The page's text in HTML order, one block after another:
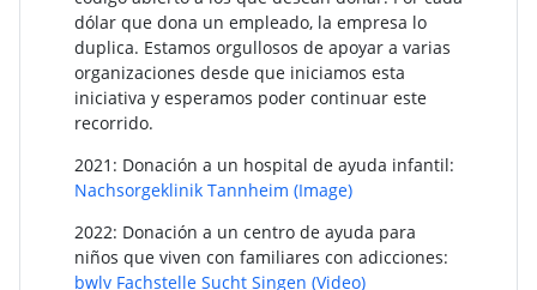
dólar que dona un empleado, la empresa lo
duplica. Estamos orgullosos de apoyar a varias
organizaciones desde que iniciamos esta
iniciativa y esperamos poder continuar este
recorrido.
2021: Donación a un hospital de ayuda infantil:
Nachsorgeklinik Tannheim (Image)
2022: Donación a un centro de ayuda para
niños que viven con familiares con adicciones:
bwlv Fachstelle Sucht Singen (Video)